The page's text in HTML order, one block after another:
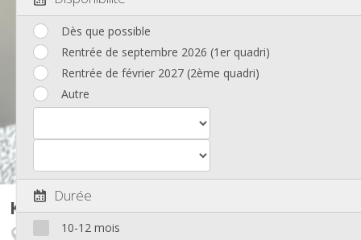
Dès que possible
Rentrée de septembre 2026 (1er quadri)
Rentrée de février 2027 (2ème quadri)
Autre
Durée
10-12 mois
Kot70 m²
Fragnée / Val Benoît